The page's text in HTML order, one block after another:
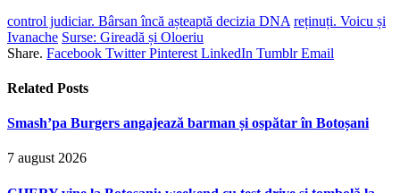
control judiciar. Bârsan încă așteaptă decizia DNA reținuți. Voicu și
Ivanache Surse: Gireadă și Oloeriu
Share. Facebook Twitter Pinterest LinkedIn Tumblr Email
Related Posts
Smash’pa Burgers angajează barman și ospătar în Botoșani
7 august 2026